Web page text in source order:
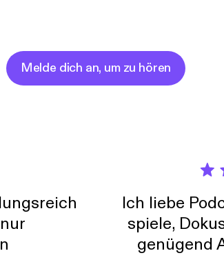
Melde dich an, um zu hören
Ich liebe
spiele,
genügend